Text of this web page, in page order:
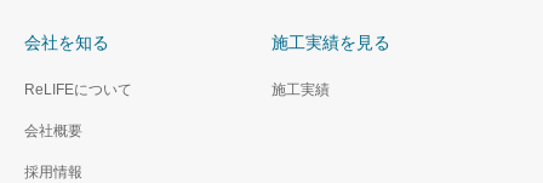
会社を知る
ReLIFEについて
会社概要
採用情報
施工実績を見る
施工実績